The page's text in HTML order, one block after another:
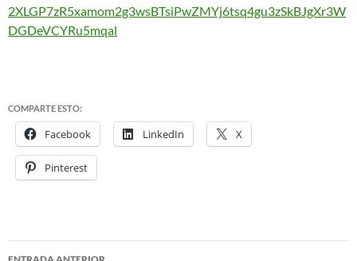
2XLGP7zR5xamom2g3wsBTsiPwZMYj6tsq4gu3zSkBJgXr3W
DGDeVCYRu5mqal
COMPARTE ESTO:
Facebook LinkedIn X
Pinterest